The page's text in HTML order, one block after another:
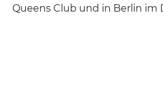
Queens Club und in Berlin im